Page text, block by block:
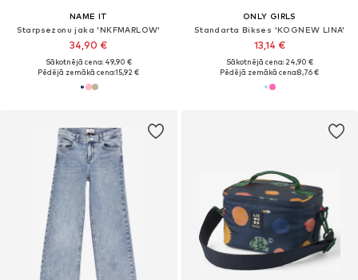
NAME IT
Starpsezonu jaka 'NKFMARLOW'
34,90 €
Sākotnējā cena: 49,90 €
Pēdējā zemākā cena:15,92 €
ONLY GIRLS
Standarta Bikses 'KOGNEW LINA'
13,14 €
Sākotnējā cena: 24,90 €
Pēdējā zemākā cena:8,76 €